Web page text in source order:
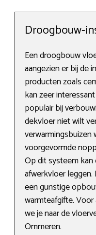
Droogbouw-
Een droogbouw
aangezien er bij de
producten zoals
kan zeer
populair bij
dekvloer niet wilt
verwarmingsbuizen
voorgevormde
Op dit systeem
afwerkvloer leggen.
een gunstige
warmteafgifte.
we je naar de
Ommeren.